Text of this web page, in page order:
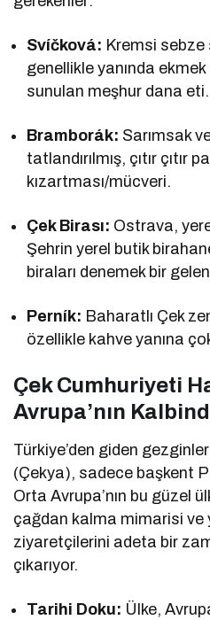
Svíčková: Kremsi sebze
genellikle yanında
sunulan meşhur dana eti.
Bramborák: Sarımsak
tatlandırılmış, çıtır çıtır
kızartması/mücveri.
Çek Birası: Ostrava,
Şehrin yerel butik
biraları denemek bir
Perník: Baharatlı Çek
özellikle kahve yanına çok
Çek Cumhuriyeti
Avrupa’nın
Türkiye’den giden
(Çekya), sadece başkent
Orta Avrupa’nın bu güzel
çağdan kalma mimarisi ve
ziyaretçilerini adeta bir
çıkarıyor.
Tarihi Doku: Ülke,